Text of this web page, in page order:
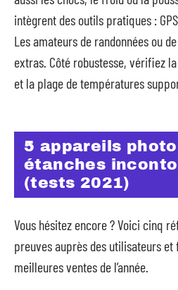
intègrent des outils pratiques :
Les amateurs de randonnées ou
extras. Côté robustesse, vérifiez
et la plage de températures
5 appareils
étanches
(tests 2021)
Vous hésitez encore ? Voici cinq
preuves auprès des utilisateurs
meilleures ventes de l’année.